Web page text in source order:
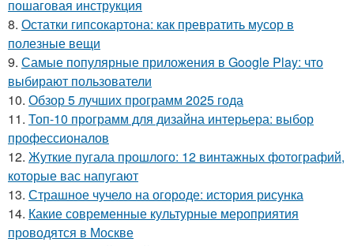
пошаговая инструкция
8. Остатки гипсокартона: как превратить мусор в
полезные вещи
9. Самые популярные приложения в Google Play: что
выбирают пользователи
10. Обзор 5 лучших программ 2025 года
11. Топ-10 программ для дизайна интерьера: выбор
профессионалов
12. Жуткие пугала прошлого: 12 винтажных фотографий,
которые вас напугают
13. Страшное чучело на огороде: история рисунка
14. Какие современные культурные мероприятия
проводятся в Москве